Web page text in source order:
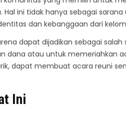
ini tidak hanya sebagai
dan kebanggaan dari
dapat dijadikan sebagai
dana atau untuk memeriahkan
dapat membuat acara reuni
Ini